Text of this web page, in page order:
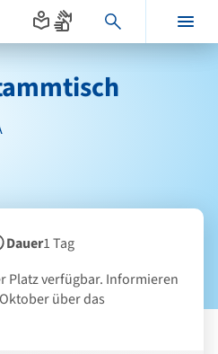
Dauer1 Tag
Platz verfügbar. Informieren
über das